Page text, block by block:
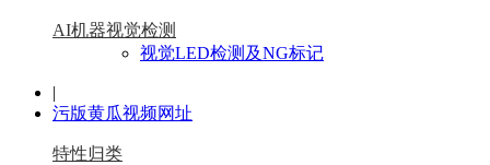
AI机器视觉检测
视觉LED检测及NG标记
|
污版黄瓜视频网址
特性归类